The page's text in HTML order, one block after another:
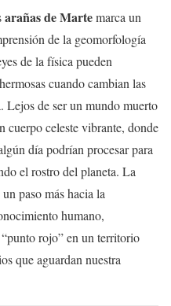
arañas de Martemarca un
de la geomorfología
de la física pueden
cuando cambian las
Lejos de ser un mundo muerto
cuerpo celeste vibrante, donde
día podrían procesar para
el rostro del planeta. La
paso más hacia la
humano,
rojo” en un territorio
que aguardan nuestra